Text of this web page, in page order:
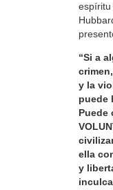
espíritu
“Si a
y la
puede
Puede
ella
y